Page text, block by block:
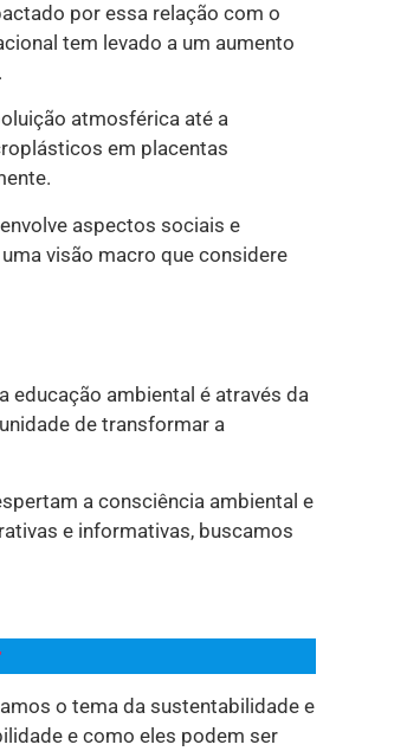
por essa relação com o
tem levado a um aumento
atmosférica até a
em placentas
aspectos sociais e
visão macro que considere
educação ambiental é através da
de transformar a
a consciência ambiental e
e informativas, buscamos
o tema da sustentabilidade e
e como eles podem ser